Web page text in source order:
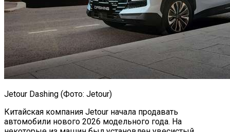
Jetour Dashing (Фото: Jetour)
Китайская компания Jetour начала продавать
автомобили нового 2026 модельного года. На